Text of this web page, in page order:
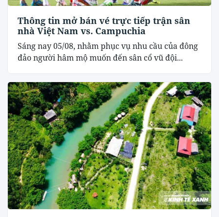
Thông tin mở bán vé trực tiếp trận sân
nhà Việt Nam vs. Campuchia
Sáng nay 05/08, nhằm phục vụ nhu cầu của đông
đảo người hâm mộ muốn đến sân cổ vũ đội...